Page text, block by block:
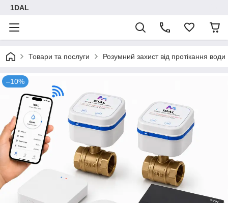
1DAL
Товари та послуги Розумний захист від протікання води
–10%